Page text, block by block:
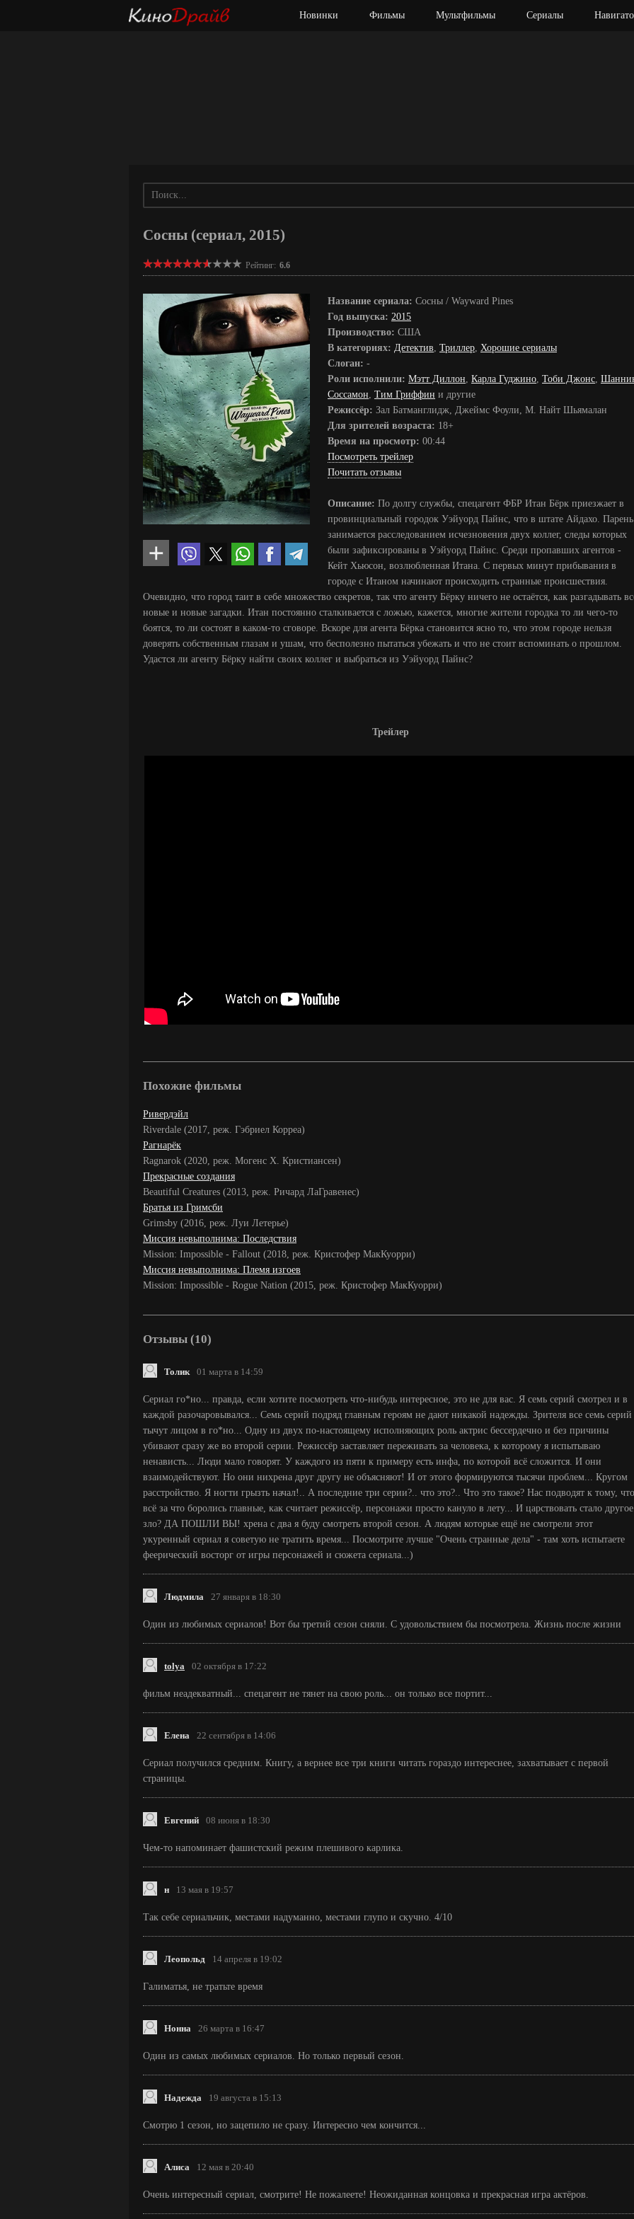
Новинки Фильмы Мультфильмы Сериалы
Сосны (сериал, 2015)
Рейтинг: 6.6
Название сериала: Сосны / Wayward Pines
Год выпуска: 2015
Производство: США
В категориях: Детектив, Триллер, Хорошие сериалы
Слоган: -
Роли исполнили: Мэтт Диллон, Карла Гуджино, Тоби Джонс,
Соссамон, Тим Гриффин и другие
Режиссёр: Зал Батманглидж, Джеймс Фоули, М. Найт Шьямалан
Для зрителей возраста: 18+
Время на просмотр: 00:44
Посмотреть трейлер
Почитать отзывы
Описание: По долгу службы, спецагент ФБР Итан Бёрк приезжает в
провинциальный городок Уэйуорд Пайнс, что в штате Айдахо. Парень
занимается расследованием исчезновения двух коллег, следы которых
были зафиксированы в Уэйуорд Пайнс. Среди пропавших агентов -
Кейт Хьюсон, возлюбленная Итана. С первых минут прибывания в
городе с Итаном начинают происходить странные происшествия.
Очевидно, что город таит в себе множество секретов, так что агенту Бёрку ничего не остаётся, как разгадывать
новые и новые загадки. Итан постоянно сталкивается с ложью, кажется, многие жители городка то ли чего-то
боятся, то ли состоят в каком-то сговоре. Вскоре для агента Бёрка становится ясно то, что этом городе нельзя
доверять собственным глазам и ушам, что бесполезно пытаться убежать и что не стоит вспоминать о прошлом.
Удастся ли агенту Бёрку найти своих коллег и выбраться из Уэйуорд Пайнс?
Трейлер
Похожие фильмы
Ривердэйл
Riverdale (2017, реж. Гэбриел Корреа)
Рагнарёк
Ragnarok (2020, реж. Могенс Х. Кристиансен)
Прекрасные создания
Beautiful Creatures (2013, реж. Ричард ЛаГравенес)
Братья из Гримсби
Grimsby (2016, реж. Луи Летерье)
Миссия невыполнима: Последствия
Mission: Impossible - Fallout (2018, реж. Кристофер МакКуорри)
Миссия невыполнима: Племя изгоев
Mission: Impossible - Rogue Nation (2015, реж. Кристофер МакКуорри)
Отзывы (10)
Толик 01 марта в 14:59
Сериал го*но... правда, если хотите посмотреть что-нибудь интересное, это не для вас. Я семь серий смотрел и в
каждой разочаровывался... Семь серий подряд главным героям не дают никакой надежды. Зрителя все семь серий
тычут лицом в го*но... Одну из двух по-настоящему исполняющих роль актрис бессердечно и без причины
убивают сразу же во второй серии. Режиссёр заставляет переживать за человека, к которому я испытываю
ненависть... Люди мало говорят. У каждого из пяти к примеру есть инфа, по которой всё сложится. И они
взаимодействуют. Но они нихрена друг другу не объясняют! И от этого формируются тысячи проблем... Кругом
расстройство. Я ногти грызть начал!.. А последние три серии?.. что это?.. Что это такое? Нас подводят к тому, что
всё за что боролись главные, как считает режиссёр, персонажи просто кануло в лету... И царствовать стало другое
зло? ДА ПОШЛИ ВЫ! хрена с два я буду смотреть второй сезон. А людям которые ещё не смотрели этот
укуренный сериал я советую не тратить время... Посмотрите лучше "Очень странные дела" - там хоть испытаете
феерический восторг от игры персонажей и сюжета сериала...)
Людмила 27 января в 18:30
Один из любимых сериалов! Вот бы третий сезон сняли. С удовольствием бы посмотрела. Жизнь после жизни
tolya 02 октября в 17:22
фильм неадекватный... спецагент не тянет на свою роль... он только все портит...
Елена 22 сентября в 14:06
Сериал получился средним. Книгу, а вернее все три книги читать гораздо интереснее, захватывает с первой
страницы.
Евгений 08 июня в 18:30
Чем-то напоминает фашистский режим плешивого карлика.
н 13 мая в 19:57
Так себе сериальчик, местами надуманно, местами глупо и скучно. 4/10
Леопольд 14 апреля в 19:02
Галиматья, не тратьте время
Нонна 26 марта в 16:47
Один из самых любимых сериалов. Но только первый сезон.
Надежда 19 августа в 15:13
Смотрю 1 сезон, но зацепило не сразу. Интересно чем кончится...
Алиса 12 мая в 20:40
Очень интересный сериал, смотрите! Не пожалеете! Неожиданная концовка и прекрасная игра актёров.